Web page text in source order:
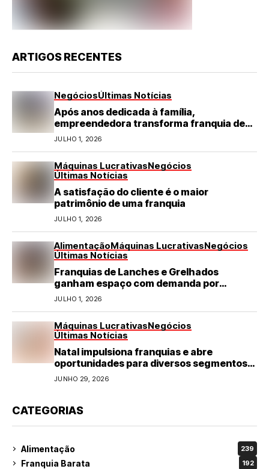
ARTIGOS RECENTES
NegóciosÚltimas Notícias
Após anos dedicada à família,
empreendedora transforma franquia de
turismo em negócio de destaque no RN
JULHO 1, 2026
Máquinas LucrativasNegócios
Últimas Notícias
A satisfação do cliente é o maior
patrimônio de uma franquia
JULHO 1, 2026
AlimentaçãoMáquinas LucrativasNegócios
Últimas Notícias
Franquias de Lanches e Grelhados
ganham espaço com demanda por
refeições rápidas e de qualidade
JULHO 1, 2026
Máquinas LucrativasNegócios
Últimas Notícias
Natal impulsiona franquias e abre
oportunidades para diversos segmentos
do varejo
JUNHO 29, 2026
CATEGORIAS
Alimentação 239
Franquia Barata 192